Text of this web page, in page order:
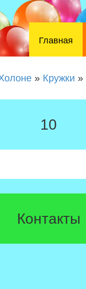
Главная
» Кружки »
10
Контакты